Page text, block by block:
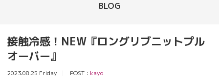
BLOG
接触冷感！NEW『ロングリブニットプル
オーバー』
2023.08.25 Friday POST : kayo